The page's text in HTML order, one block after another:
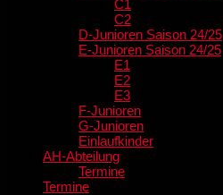
C1
C2
D-Junioren Saison 24/25
E-Junioren Saison 24/25
E1
E2
E3
F-Junioren
G-Junioren
Einlaufkinder
AH-Abteilung
Termine
Termine